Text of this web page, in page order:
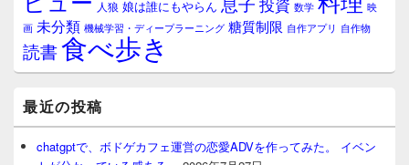
人狼 娘は誰にもやらん 数学
映
画 未分類 機械学習・ディープラーニング 糖質制限 自作アプリ 自作物
読書食べ歩き
最近の投稿
chatgptで、ボドゲカフェ運営の恋愛ADVを作ってみた。 イベン